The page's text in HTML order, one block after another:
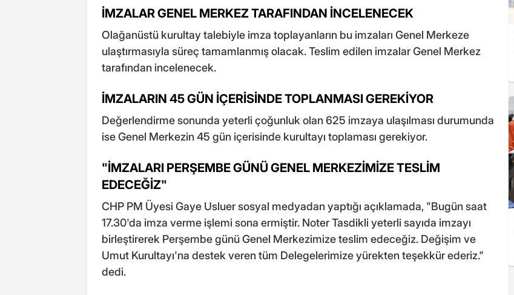
İMZALAR GENEL MERKEZ TARAFINDAN İNCELENECEK
Olağanüstü kurultay talebiyle imza toplayanların bu imzaları Genel Merkeze
ulaştırmasıyla süreç tamamlanmış olacak. Teslim edilen imzalar Genel Merkez
tarafından incelenecek.
İMZALARIN 45 GÜN İÇERİSİNDE TOPLANMASI GEREKİYOR
Değerlendirme sonunda yeterli çoğunluk olan 625 imzaya ulaşılması durumunda
ise Genel Merkezin 45 gün içerisinde kurultayı toplaması gerekiyor.
"İMZALARI PERŞEMBE GÜNÜ GENEL MERKEZİMİZE TESLİM
EDECEĞİZ"
CHP PM Üyesi Gaye Usluer sosyal medyadan yaptığı açıklamada, "Bugün saat
17.30'da imza verme işlemi sona ermiştir. Noter Tasdikli yeterli sayıda imzayı
birleştirerek Perşembe günü Genel Merkezimize teslim edeceğiz. Değişim ve
Umut Kurultayı'na destek veren tüm Delegelerimize yürekten teşekkür ederiz."
dedi.